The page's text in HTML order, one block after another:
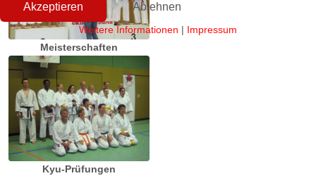
Meisterschaften
Kyu-Prüfungen
Akzeptieren Ablehnen
Weitere Informationen | Impressum